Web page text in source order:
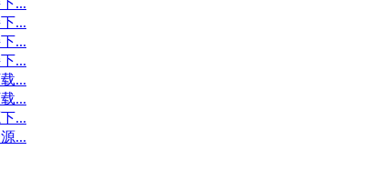
...
...
...
...
...
...
...